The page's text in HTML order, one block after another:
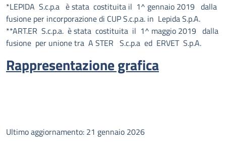
*LEPIDA S.c.p.a è stata costituita il 1^ gennaio 2019 dalla
fusione per incorporazione di CUP S.c.p.a. in Lepida S.p.A.
**ART.ER S.c.p.a. è stata costituita il 1^ maggio 2019 dalla
fusione per unione tra A STER S.c.p.a ed ERVET S.p.A.
Rappresentazione grafica
Ultimo aggiornamento: 21 gennaio 2026